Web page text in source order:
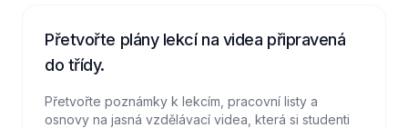
Přetvořte plány lekcí na videa připravená
do třídy.
Přetvořte poznámky k lekcím, pracovní listy a
osnovy na jasná vzdělávací videa, která si studenti